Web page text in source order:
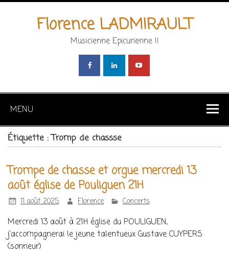
Florence LADMIRAULT
Musicienne Epicurienne !!
MENU
Étiquette : Tromp de chassse
Trompe de chasse et orgue mercredi 13
août église de Pouliguen 21H
11 août 2025 Florence Concerts
Mercredi 13 août à 21H église du POULIGUEN,
j’accompagnerai le jeune talentueux Gustave CUYPERS
(sonneur)